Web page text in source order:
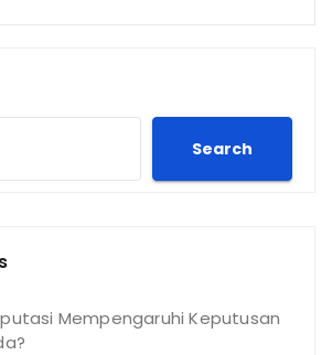
Search
Mempengaruhi Keputusan